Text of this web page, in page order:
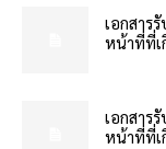
เอกสาร
หน้าที่ที่เ
เอกสาร
หน้าที่ที่เ